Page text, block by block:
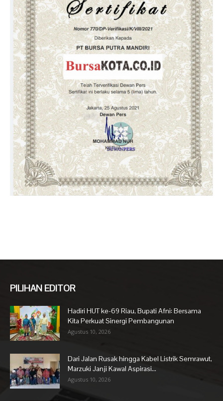
PILIHAN EDITOR
Hadiri HUT ke-69 Riau, Bupati Afni: Bersama
Kita Perkuat Sinergi Pembangunan
Agustus 10, 2026
Dari Jalan Rusak hingga Kabel Listrik Semrawut,
Marzuki Janji Kawal Aspirasi...
Agustus 10, 2026